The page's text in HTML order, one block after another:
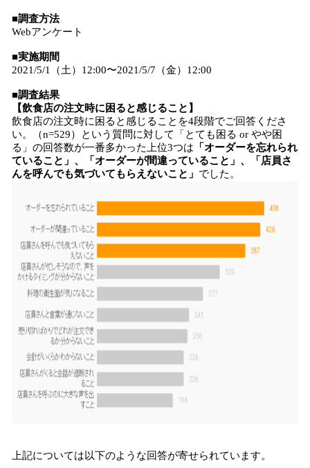
■調査方法
Webアンケート
■実施期間
2021/5/1（土）12:00〜2021/5/7（金）12:00
■調査結果
【飲食店の注文時に困ると感じること】
飲食店の注文時に困ると感じることを4段階でご回答くださ
い。（n=529）という質問に対して「とても困る or やや困
る」の回答数が一番多かった上位3つは 「オーダーを忘れられ
ていること」、「オーダーが間違っていること」、「店員さ
んを呼んでも気づいてもらえないこと」 でした。
上記については以下のような回答が寄せられています。